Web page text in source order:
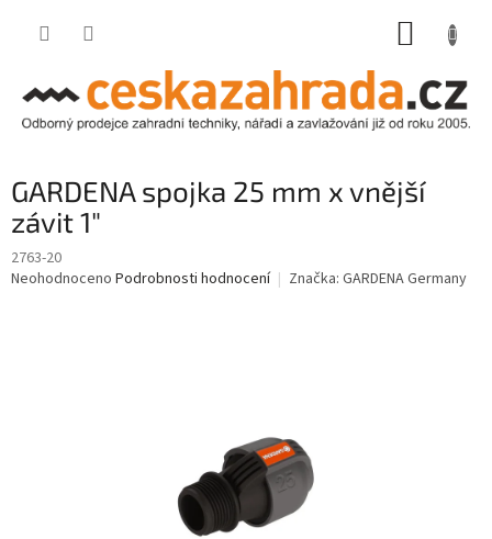
GARDENA spojka 25 mm x vnější
závit 1"
2763-20
Průměrné
Neohodnoceno Podrobnosti hodnocení Značka: GARDENA Germany